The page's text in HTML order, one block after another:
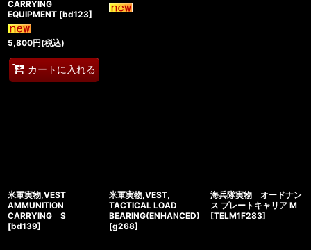
CARRYING
EQUIPMENT [bd123]
5,800円(税込)
カートに入れる
米軍実物,VEST
AMMUNITION
CARRYING S
[bd139]
米軍実物,VEST,
TACTICAL LOAD
BEARING(ENHANCED)
[g268]
海兵隊実物 オードナン
ス プレートキャリア M
[TELM1F283]